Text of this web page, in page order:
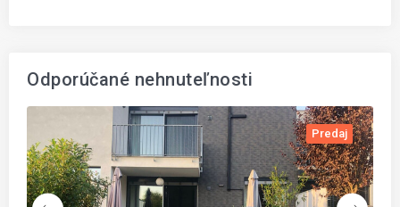
Odporúčané nehnuteľnosti
Predaj